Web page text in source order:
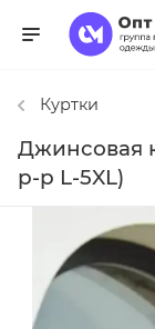
Куртки
Джинсовая
р-р L-5XL)